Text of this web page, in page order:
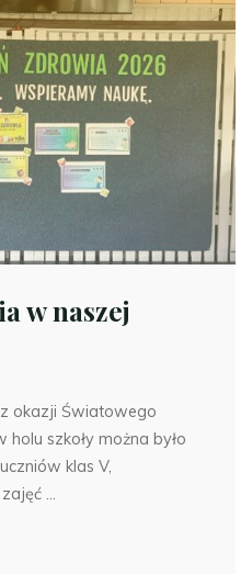
w naszej
okazji Światowego
szkoły można było
klas V,
…